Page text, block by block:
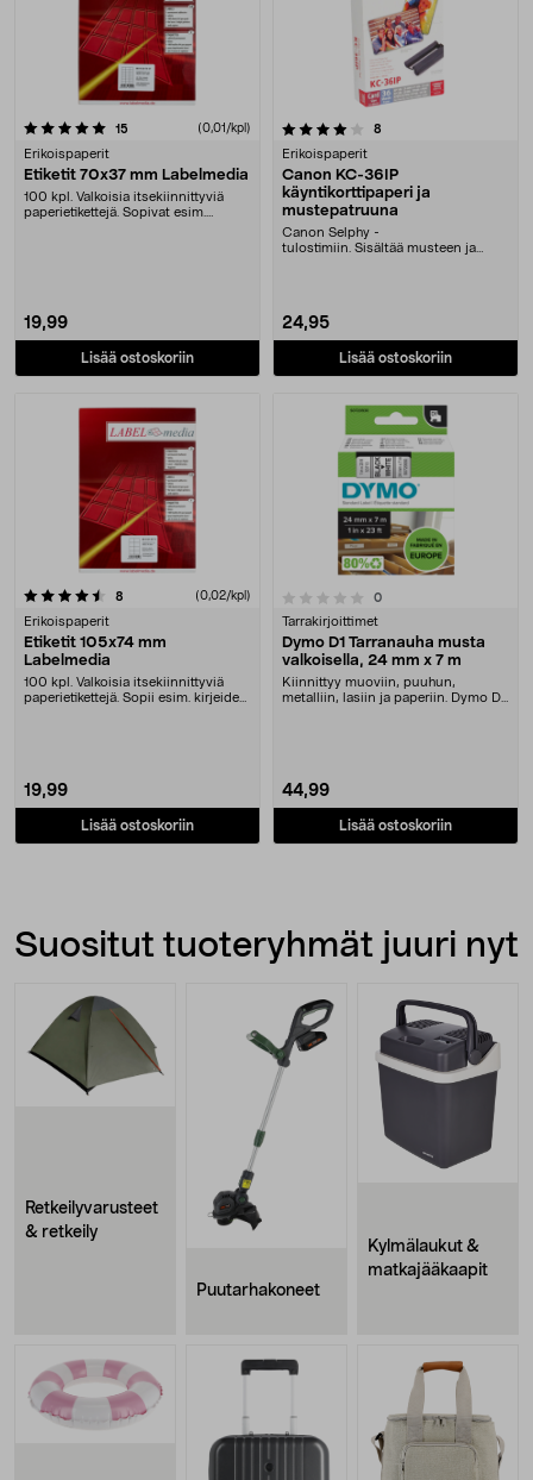
15 (0,01/kpl)
Erikoispaperit
Etiketit 70x37 mm Labelmedia
100 kpl. Valkoisia itsekiinnittyviä
paperietikettejä. Sopivat esim.
19,99
Lisää ostoskoriin
4.0 viidestä tähdestä 8
Erikoispaperit
Canon KC-36IP
käyntikorttipaperi ja
mustepatruuna
Canon Selphy -
tulostimiin. Sisältää musteen ja
24,95
Lisää ostoskoriin
8 (0,02/kpl)
Erikoispaperit
Etiketit 105x74 mm
Labelmedia
100 kpl. Valkoisia itsekiinnittyviä
paperietikettejä. Sopii esim. kirjeiden
19,99
Lisää ostoskoriin
0.0 viidestä tähdestä 0arvostelut
Tarrakirjoittimet
Dymo D1 Tarranauha musta
valkoisella, 24 mm x 7 m
Kiinnittyy muoviin, puuhun,
metalliin, lasiin ja paperiin. Dymo D1
44,99
Lisää ostoskoriin
Suositut tuoteryhmät juuri nyt
Retkeilyvarusteet
& retkeily
Puutarhakoneet
Kylmälaukut &
matkajääkaapit